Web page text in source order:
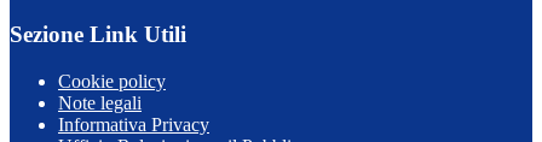
Sezione Link Utili
Cookie policy
Note legali
Informativa Privacy